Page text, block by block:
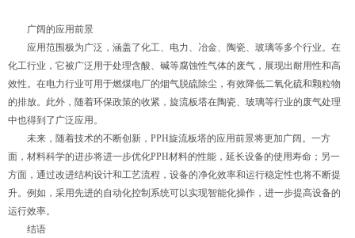
广阔的应用前景
应用范围极为广泛，涵盖了化工、电力、冶金、陶瓷、玻璃等多个行业。在
化工行业，它被广泛用于处理含酸、碱等腐蚀性气体的废气，展现出耐用性和高
效性。在电力行业可用于燃煤电厂的烟气脱硫除尘，有效降低二氧化硫和颗粒物
的排放。此外，随着环保政策的收紧，旋流板塔在陶瓷、玻璃等行业的废气处理
中也得到了广泛应用。
未来，随着技术的不断创新，PPH旋流板塔的应用前景将更加广阔。一方
面，材料科学的进步将进一步优化PPH材料的性能，延长设备的使用寿命；另一
方面，通过改进结构设计和工艺流程，设备的净化效率和运行稳定性也将不断提
升。例如，采用先进的自动化控制系统可以实现智能化操作，进一步提高设备的
运行效率。
结语